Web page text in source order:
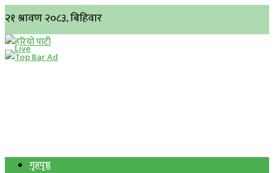
गृहपृष्ठ